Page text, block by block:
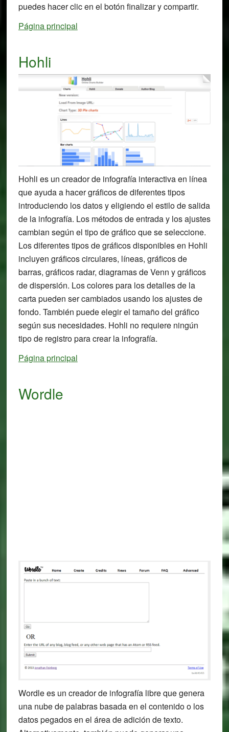
puedes hacer clic en el botón finalizar y compartir.
Página principal
Hohli
Hohli es un creador de infografía interactiva en línea
que ayuda a hacer gráficos de diferentes tipos
introduciendo los datos y eligiendo el estilo de salida
de la infografía. Los métodos de entrada y los ajustes
cambian según el tipo de gráfico que se seleccione.
Los diferentes tipos de gráficos disponibles en Hohli
incluyen gráficos circulares, líneas, gráficos de
barras, gráficos radar, diagramas de Venn y gráficos
de dispersión. Los colores para los detalles de la
carta pueden ser cambiados usando los ajustes de
fondo. También puede elegir el tamaño del gráfico
según sus necesidades. Hohli no requiere ningún
tipo de registro para crear la infografía.
Página principal
Wordle
Wordle es un creador de infografía libre que genera
una nube de palabras basada en el contenido o los
datos pegados en el área de adición de texto.